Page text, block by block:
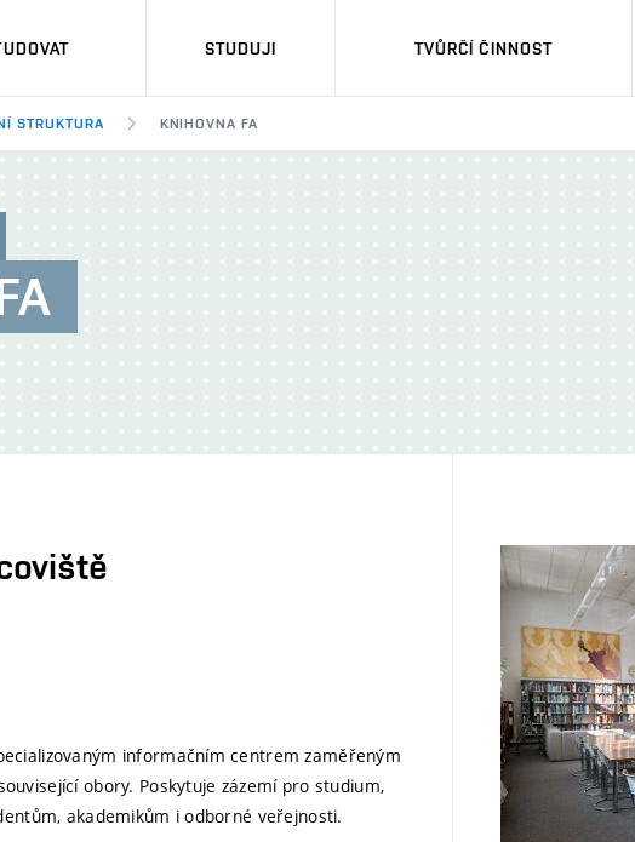
STUDUJI TVŮRČÍ ČINNOST
STRUKTURA KNIHOVNA FA
informačním centrem zaměřeným
obory. Poskytuje zázemí pro studium,
akademikům i odborné veřejnosti.